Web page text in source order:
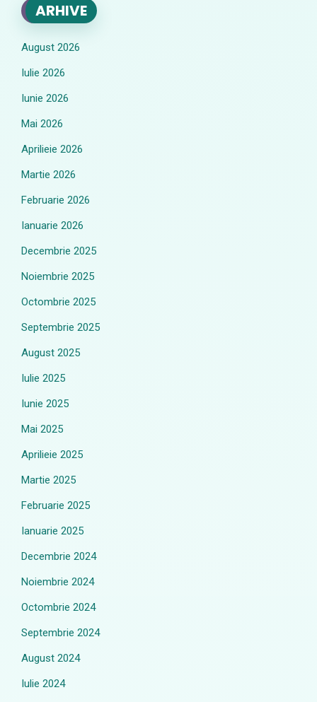
ARHIVE
August 2026
Iulie 2026
Iunie 2026
Mai 2026
Aprilieie 2026
Martie 2026
Februarie 2026
Ianuarie 2026
Decembrie 2025
Noiembrie 2025
Octombrie 2025
Septembrie 2025
August 2025
Iulie 2025
Iunie 2025
Mai 2025
Aprilieie 2025
Martie 2025
Februarie 2025
Ianuarie 2025
Decembrie 2024
Noiembrie 2024
Octombrie 2024
Septembrie 2024
August 2024
Iulie 2024